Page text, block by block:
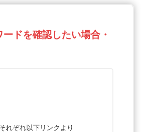
ドを確認したい場合・
れぞれ以下リンクより